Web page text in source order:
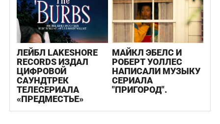
ЛЕЙБЛ LAKESHORE
RECORDS ИЗДАЛ
ЦИФРОВОЙ
САУНДТРЕК
ТЕЛЕСЕРИАЛА
«ПРЕДМЕСТЬЕ»
МАЙКЛ ЭБЕЛС И
РОБЕРТ УОЛЛЕС
НАПИСАЛИ МУЗЫКУ
СЕРИАЛА
"ПРИГОРОД".